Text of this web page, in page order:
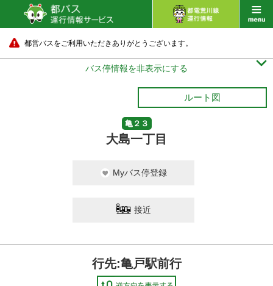
都営バスをご利用いただきありがとうございます。
バス停情報を非表示にする 
ルート図
亀２３
大島一丁目
Myバス停登録
接近
行先:亀戸駅前行